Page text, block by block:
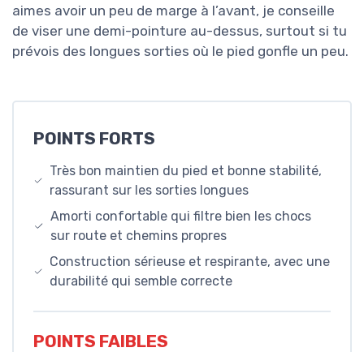
aimes avoir un peu de marge à l’avant, je conseille
de viser une demi-pointure au-dessus, surtout si tu
prévois des longues sorties où le pied gonfle un peu.
POINTS FORTS
Très bon maintien du pied et bonne stabilité,
rassurant sur les sorties longues
Amorti confortable qui filtre bien les chocs
sur route et chemins propres
Construction sérieuse et respirante, avec une
durabilité qui semble correcte
POINTS FAIBLES